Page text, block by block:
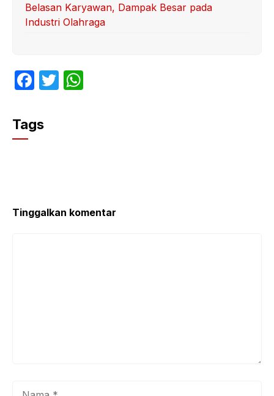
Belasan Karyawan, Dampak Besar pada
Industri Olahraga
F
c
e
k
T
Tags
Tinggalkan komentar